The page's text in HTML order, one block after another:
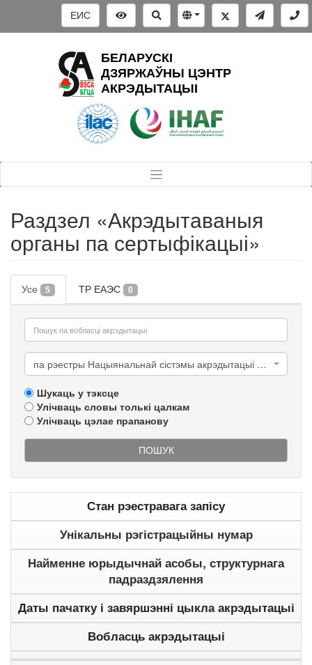
ЕИС
БЕЛАРУСКІ
ДЗЯРЖАЎНЫ ЦЭНТР
АКРЭДЫТАЦЫІ
Раздзел «Акрэдытаваныя
органы па сертыфікацыі»
Усе 5 ТР ЕАЭС 0
па рэестры Нацыянальнай сістэмы акрэдытацыі Рэспублікі Беларусь
Шукаць у тэксце
Улічваць словы толькі цалкам
Улічваць цэлае прапанову
ПОШУК
Стан рэестравага запісу
Унікальны рэгістрацыйны нумар
Найменне юрыдычнай асобы, структурнага
падраздзялення
Даты пачатку і завяршэнні цыкла акрэдытацыі
Вобласць акрэдытацыі